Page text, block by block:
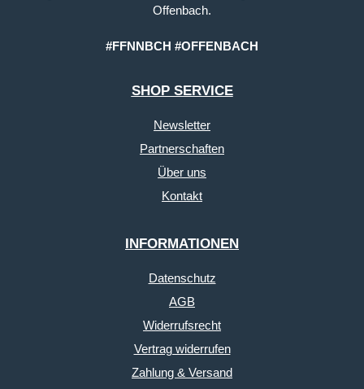
Offenbach.
#FFNNBCH #OFFENBACH
SHOP SERVICE
Newsletter
Partnerschaften
Über uns
Kontakt
INFORMATIONEN
Datenschutz
AGB
Widerrufsrecht
Vertrag widerrufen
Zahlung & Versand